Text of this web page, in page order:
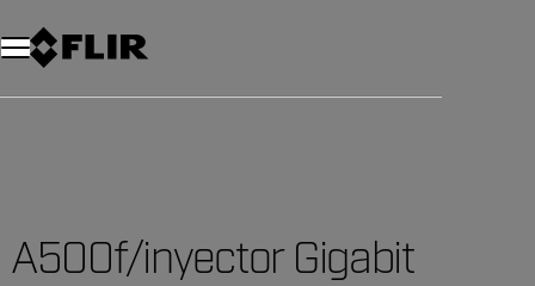
Unread messages
Modelo
Eliminar
artículos
artículo
Añadir al carro
Añadido al carro
A500f/inyector Gigabit